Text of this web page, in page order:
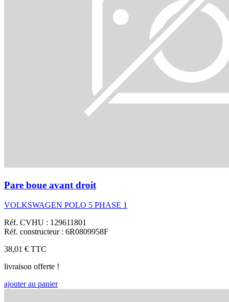
Pare boue avant droit
VOLKSWAGEN POLO 5 PHASE 1
Réf. CVHU : 129611801
Réf. constructeur : 6R0809958F
38,01 € TTC
livraison offerte !
ajouter au panier